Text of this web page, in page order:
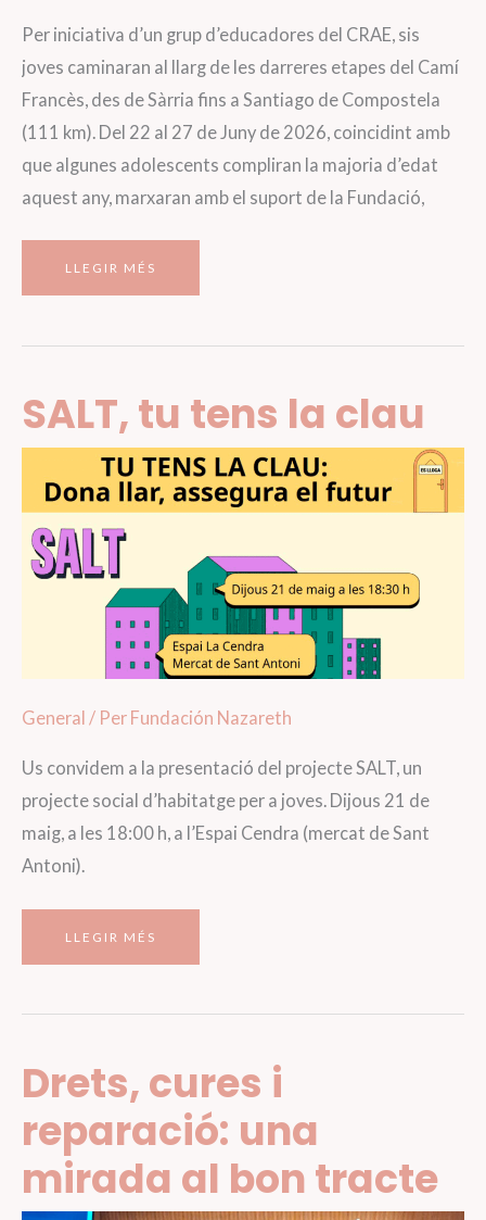
Per iniciativa d’un grup d’educadores del CRAE, sis
joves caminaran al llarg de les darreres etapes del Camí
Francès, des de Sàrria fins a Santiago de Compostela
(111 km). Del 22 al 27 de Juny de 2026, coincidint amb
que algunes adolescents compliran la majoria d’edat
aquest any, marxaran amb el suport de la Fundació,
EL
LLEGIR MÉS
SALT, tu tens la clau
General / Per Fundación Nazareth
Us convidem a la presentació del projecte SALT, un
projecte social d’habitatge per a joves. Dijous 21 de
maig, a les 18:00 h, a l’Espai Cendra (mercat de Sant
Antoni).
SALT,
TU
LLEGIR MÉS
Drets, cures i
reparació: una
mirada al bon tracte